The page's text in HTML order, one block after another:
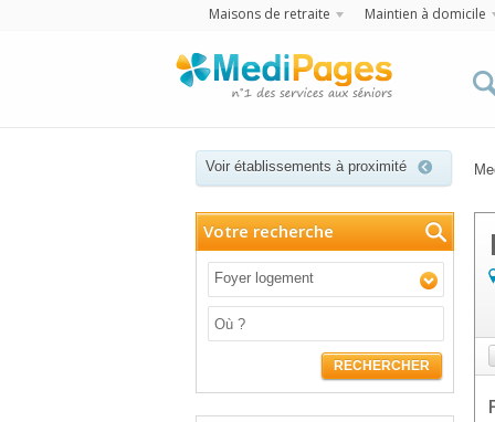
Maisons de retraite Maintien à domicile
Voir établissements à proximité
Votre recherche
Foyer logement
RECHERCHER